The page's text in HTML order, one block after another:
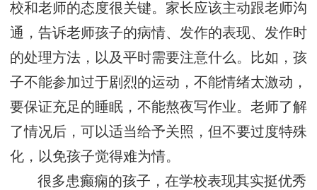
校和老师的态度很关键。家长应该主动跟老师沟
通，告诉老师孩子的病情、发作的表现、发作时
的处理方法，以及平时需要注意什么。比如，孩
子不能参加过于剧烈的运动，不能情绪太激动，
要保证充足的睡眠，不能熬夜写作业。老师了解
了情况后，可以适当给予关照，但不要过度特殊
化，以免孩子觉得难为情。
很多患癫痫的孩子，在学校表现其实挺优秀